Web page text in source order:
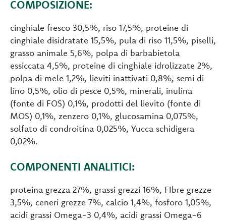
COMPOSIZIONE:
cinghiale fresco 30,5%, riso 17,5%, proteine di
cinghiale disidratate 15,5%, pula di riso 11,5%, piselli,
grasso animale 5,6%, polpa di barbabietola
essiccata 4,5%, proteine di cinghiale idrolizzate 2%,
polpa di mele 1,2%, lieviti inattivati 0,8%, semi di
lino 0,5%, olio di pesce 0,5%, minerali, inulina
(fonte di FOS) 0,1%, prodotti del lievito (fonte di
MOS) 0,1%, zenzero 0,1%, glucosamina 0,075%,
solfato di condroitina 0,025%, Yucca schidigera
0,02%.
COMPONENTI ANALITICI:
proteina grezza 27%, grassi grezzi 16%, FIbre grezze
3,5%, ceneri grezze 7%, calcio 1,4%, fosforo 1,05%,
acidi grassi Omega-3 0,4%, acidi grassi Omega-6